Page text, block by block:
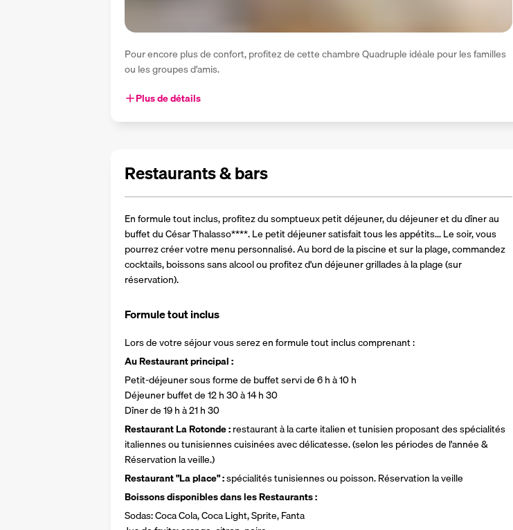
Pour encore plus de confort, profitez de cette chambre Quadruple idéale pour les familles
ou les groupes d'amis.
Plus de détails
Restaurants & bars
En formule tout inclus, profitez du somptueux petit déjeuner, du déjeuner et du dîner au
buffet du César Thalasso****. Le petit déjeuner satisfait tous les appétits... Le soir, vous
pourrez créer votre menu personnalisé. Au bord de la piscine et sur la plage, commandez
cocktails, boissons sans alcool ou profitez d'un déjeuner grillades à la plage (sur
réservation).
Formule tout inclus
Lors de votre séjour vous serez en formule tout inclus comprenant :
Au Restaurant principal :
Petit-déjeuner sous forme de buffet servi de 6 h à 10 h
Déjeuner buffet de 12 h 30 à 14 h 30
Dîner de 19 h à 21 h 30
Restaurant La Rotonde : restaurant à la carte italien et tunisien proposant des spécialités
italiennes ou tunisiennes cuisinées avec délicatesse. (selon les périodes de l'année &
Réservation la veille.)
Restaurant "La place" : spécialités tunisiennes ou poisson. Réservation la veille
Boissons disponibles dans les Restaurants :
Sodas: Coca Cola, Coca Light, Sprite, Fanta